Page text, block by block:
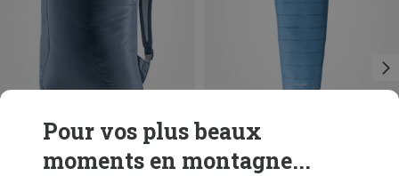
Vous économisez 52% Vous économisez 32%
Pour vos plus beaux
moments en montagne...